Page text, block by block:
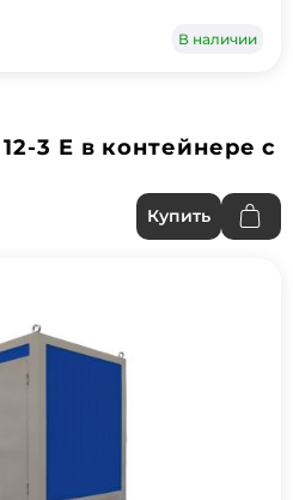
В наличии
3 E в контейнере с
Купить